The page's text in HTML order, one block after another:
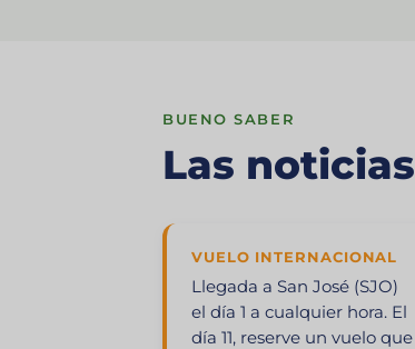
BUENO SABER
Las noticias
VUELO INTERNACIONAL
Llegada a San José (SJO)
el día 1 a cualquier hora. El
día 11, reserve un vuelo que